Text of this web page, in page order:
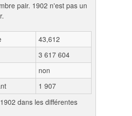
pair. 1902 n'est pas un
43,612
3 617 604
non
1 907
dans les différentes